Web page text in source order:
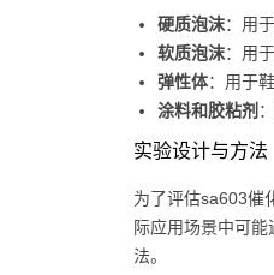
硬质泡沫：用
软质泡沫：用
弹性体：用于
涂料和胶粘剂
实验设计与方法
为了评估sa603催
际应用场景中可
法。